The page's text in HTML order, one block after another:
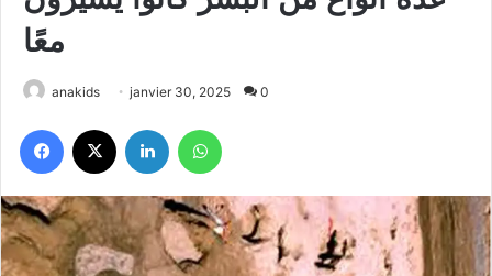
معًا
anakids janvier 30, 2025 0
Facebook Linkedin